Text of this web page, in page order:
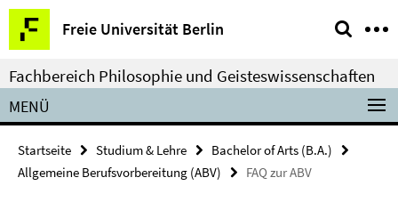
Springe
direkt
zu
Inhalt
Freie Universität Berlin
Service-
Navigation
Fachbereich Philosophie und Geisteswissenschaften
MENÜ
Startseite Studium & Lehre
Bachelor of Arts (B.A.)
Allgemeine Berufsvorbereitung (ABV)
FAQ zur ABV